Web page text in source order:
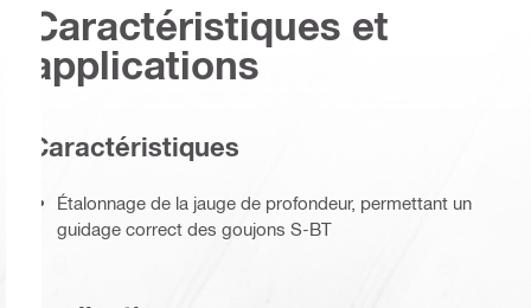
Caractéristiques et
applications
Caractéristiques
Étalonnage de la jauge de profondeur, permettant un
guidage correct des goujons S-BT